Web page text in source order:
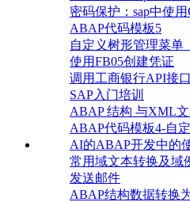
密码保护：sap中使
ABAP代码模板5
自定义树形管理菜单
使用FB05创建凭证
调用工商银行API接口
SAP入门培训
ABAP 结构 与XML
ABAP代码模板4-自
AI的ABAP开发中的
常用域文本转换及域
发送邮件
ABAP结构数据转换